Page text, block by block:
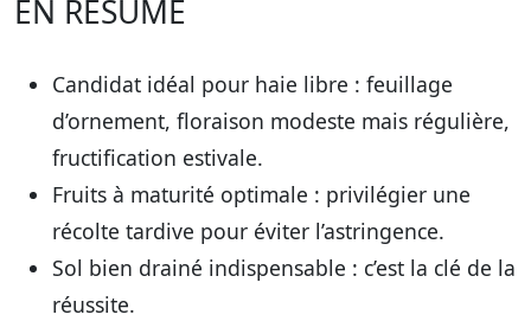
EN RÉSUMÉ
Candidat idéal pour haie libre : feuillage
d’ornement, floraison modeste mais régulière,
fructification estivale.
Fruits à maturité optimale : privilégier une
récolte tardive pour éviter l’astringence.
Sol bien drainé indispensable : c’est la clé de la
réussite.